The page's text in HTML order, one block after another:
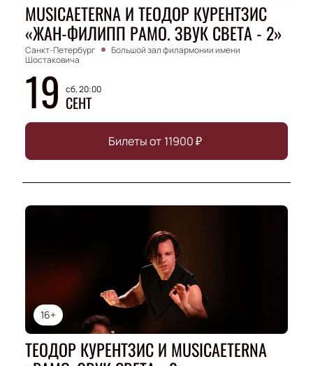
MUSICAETERNA И ТЕОДОР КУРЕНТЗИС
«ЖАН-ФИЛИПП РАМО. ЗВУК СВЕТА - 2»
Санкт-Петербург
Большой зал филармонии имени
Шостаковича
19 сб, 20:00
СЕНТ
Билеты от 11900₽
16+
ТЕОДОР КУРЕНТЗИС И MUSICAETERNA